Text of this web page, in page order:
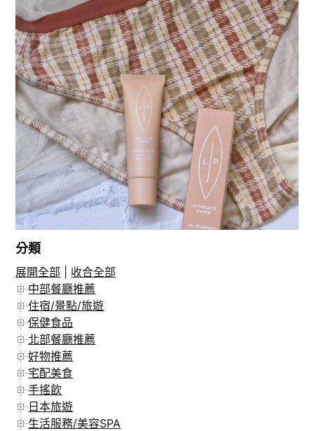
分類
展開全部
收合全部
中部餐廳推薦
住宿/景點/旅遊
保健食品
北部餐廳推薦
好物推薦
宅配美食
手搖飲
日本旅遊
生活服務/美容SPA